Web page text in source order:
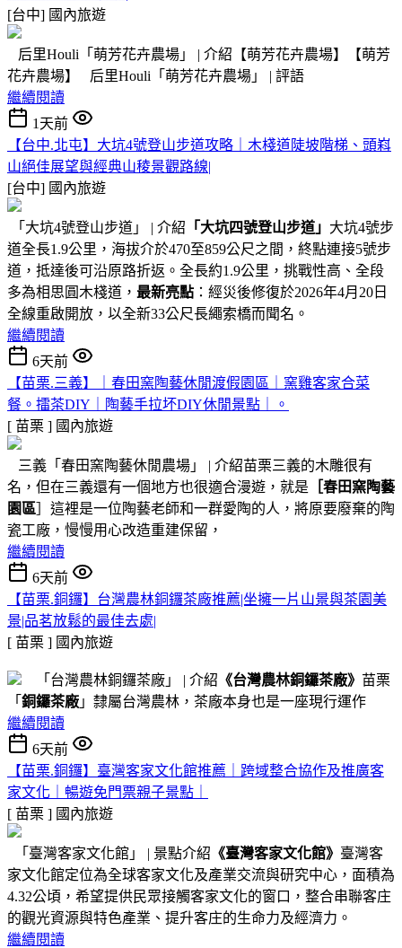
[台中] 國內旅遊
后里Houli「萌芳花卉農場」 | 介紹【萌芳花卉農場】【萌芳
花卉農場】 后里Houli「萌芳花卉農場」 | 評語
繼續閱讀
1天前
【台中.北屯】大坑4號登山步道攻略｜木棧道陡坡階梯、頭嵙
山絕佳展望與經典山稜景觀路線|
[台中] 國內旅遊
「大坑4號登山步道」 | 介紹 「大坑四號登山步道」 大坑4號步
道全長1.9公里，海拔介於470至859公尺之間，終點連接5號步
道，抵達後可沿原路折返。全長約1.9公里，挑戰性高、全段
多為相思圓木棧道， 最新亮點 ：經災後修復於2026年4月20日
全線重啟開放，以全新33公尺長繩索橋而聞名。
繼續閱讀
6天前
【苗栗.三義】｜春田窯陶藝休閒渡假園區｜窯雞客家合菜
餐。擂茶DIY｜陶藝手拉坏DIY休閒景點｜。
[ 苗栗 ] 國內旅遊
三義「春田窯陶藝休閒農場」 | 介紹苗栗三義的木雕很有
名，但在三義還有一個地方也很適合漫遊，就是 ［春田窯陶藝
園區 ］這裡是一位陶藝老師和一群愛陶的人，將原要廢棄的陶
瓷工廠，慢慢用心改造重建保留，
繼續閱讀
6天前
【苗栗.銅鑼】台灣農林銅鑼茶廠推薦|坐擁一片山景與茶園美
景|品茗放鬆的最佳去處|
[ 苗栗 ] 國內旅遊
「台灣農林銅鑼茶廠」 | 介紹 《台灣農林銅鑼茶廠》 苗栗
「 銅鑼茶廠 」隸屬台灣農林，茶廠本身也是一座現行運作
繼續閱讀
6天前
【苗栗.銅鑼】臺灣客家文化館推薦｜跨域整合協作及推廣客
家文化｜暢遊免門票親子景點｜
[ 苗栗 ] 國內旅遊
「臺灣客家文化館」 | 景點介紹 《臺灣客家文化館》 臺灣客
家文化館定位為全球客家文化及產業交流與研究中心，面積為
4.32公頃，希望提供民眾接觸客家文化的窗口，整合串聯客庄
的觀光資源與特色產業、提升客庄的生命力及經濟力。
繼續閱讀